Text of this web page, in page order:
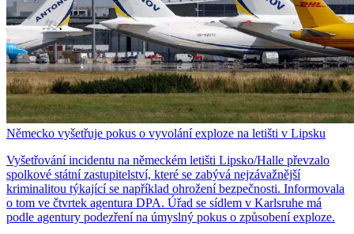
Německo vyšetřuje pokus o vyvolání exploze na letišti v Lipsku
Vyšetřování incidentu na německém letišti Lipsko/Halle převzalo
spolkové státní zastupitelství, které se zabývá nejzávažnější
kriminalitou týkající se například ohrožení bezpečnosti. Informovala
o tom ve čtvrtek agentura DPA. Úřad se sídlem v Karlsruhe má
podle agentury podezření na úmyslný pokus o způsobení exploze.